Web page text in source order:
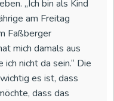
„Ich bin als Kind
am Freitag
Faßberger
mich damals aus
nicht da sein.“ Die
es ist, dass
dass das